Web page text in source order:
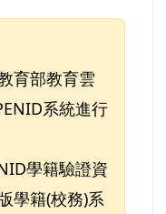
育部教育雲
系統進行
學籍驗證資
學籍(校務)系